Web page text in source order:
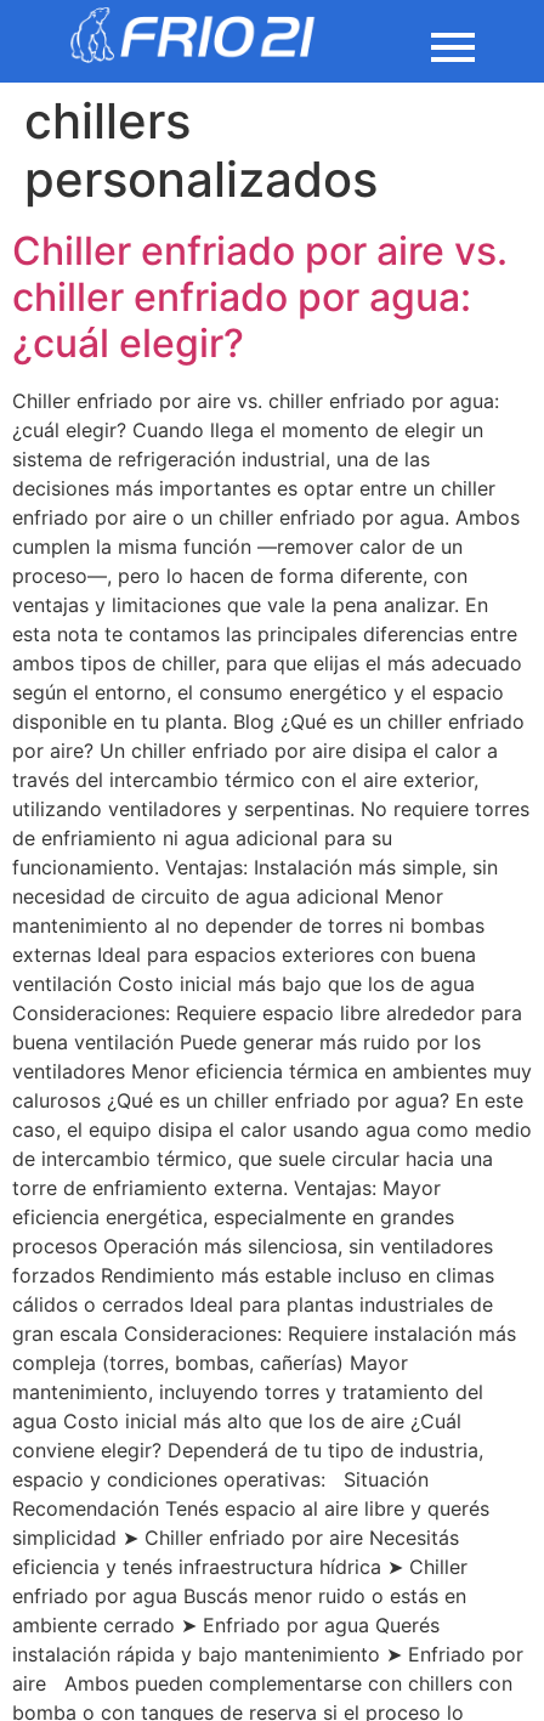
chillers
personalizados
Chiller enfriado por aire vs.
chiller enfriado por agua:
¿cuál elegir?
Chiller enfriado por aire vs. chiller enfriado por agua:
¿cuál elegir? Cuando llega el momento de elegir un
sistema de refrigeración industrial, una de las
decisiones más importantes es optar entre un chiller
enfriado por aire o un chiller enfriado por agua. Ambos
cumplen la misma función —remover calor de un
proceso—, pero lo hacen de forma diferente, con
ventajas y limitaciones que vale la pena analizar. En
esta nota te contamos las principales diferencias entre
ambos tipos de chiller, para que elijas el más adecuado
según el entorno, el consumo energético y el espacio
disponible en tu planta. Blog ¿Qué es un chiller enfriado
por aire? Un chiller enfriado por aire disipa el calor a
través del intercambio térmico con el aire exterior,
utilizando ventiladores y serpentinas. No requiere torres
de enfriamiento ni agua adicional para su
funcionamiento. Ventajas: Instalación más simple, sin
necesidad de circuito de agua adicional Menor
mantenimiento al no depender de torres ni bombas
externas Ideal para espacios exteriores con buena
ventilación Costo inicial más bajo que los de agua
Consideraciones: Requiere espacio libre alrededor para
buena ventilación Puede generar más ruido por los
ventiladores Menor eficiencia térmica en ambientes muy
calurosos ¿Qué es un chiller enfriado por agua? En este
caso, el equipo disipa el calor usando agua como medio
de intercambio térmico, que suele circular hacia una
torre de enfriamiento externa. Ventajas: Mayor
eficiencia energética, especialmente en grandes
procesos Operación más silenciosa, sin ventiladores
forzados Rendimiento más estable incluso en climas
cálidos o cerrados Ideal para plantas industriales de
gran escala Consideraciones: Requiere instalación más
compleja (torres, bombas, cañerías) Mayor
mantenimiento, incluyendo torres y tratamiento del
agua Costo inicial más alto que los de aire ¿Cuál
conviene elegir? Dependerá de tu tipo de industria,
espacio y condiciones operativas: Situación
Recomendación Tenés espacio al aire libre y querés
simplicidad ➤ Chiller enfriado por aire Necesitás
eficiencia y tenés infraestructura hídrica ➤ Chiller
enfriado por agua Buscás menor ruido o estás en
ambiente cerrado ➤ Enfriado por agua Querés
instalación rápida y bajo mantenimiento ➤ Enfriado por
aire Ambos pueden complementarse con chillers con
bomba o con tanques de reserva si el proceso lo